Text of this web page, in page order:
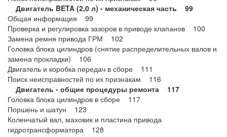
Двигатель BETA (2,0 л) - механическая часть 99
Общая информация 99
Проверка и регулировка зазоров в приводе клапанов 100
Замена ремня привода ГРМ 102
Головка блока цилиндров (снятие распределительных валов и
замена прокладки) 106
Двигатель и коробка передач в сборе 111
Поиск неисправностей по их признакам 116
Двигатель - общие процедуры ремонта 117
Головка блока цилиндров в сборе 117
Поршень и шатун 123
Коленчатый вал, маховик и пластина привода
гидротрансформатора 128